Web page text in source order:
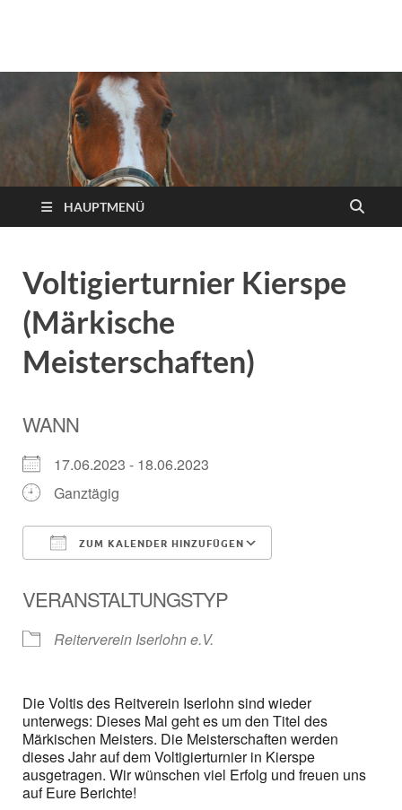
Reiterverein Iserlohn
e.V.
Reitervereins Iserlohn!
HAUPTMENÜ
Voltigierturnier Kierspe
(Märkische
Meisterschaften)
WANN
17.06.2023 - 18.06.2023
Ganztägig
ZUM KALENDER HINZUFÜGEN
VERANSTALTUNGSTYP
Reiterverein Iserlohn e.V.
Die Voltis des Reitverein Iserlohn sind wieder
unterwegs: Dieses Mal geht es um den Titel des
Märkischen Meisters. Die Meisterschaften werden
dieses Jahr auf dem Voltigierturnier in Kierspe
ausgetragen. Wir wünschen viel Erfolg und freuen uns
auf Eure Berichte!